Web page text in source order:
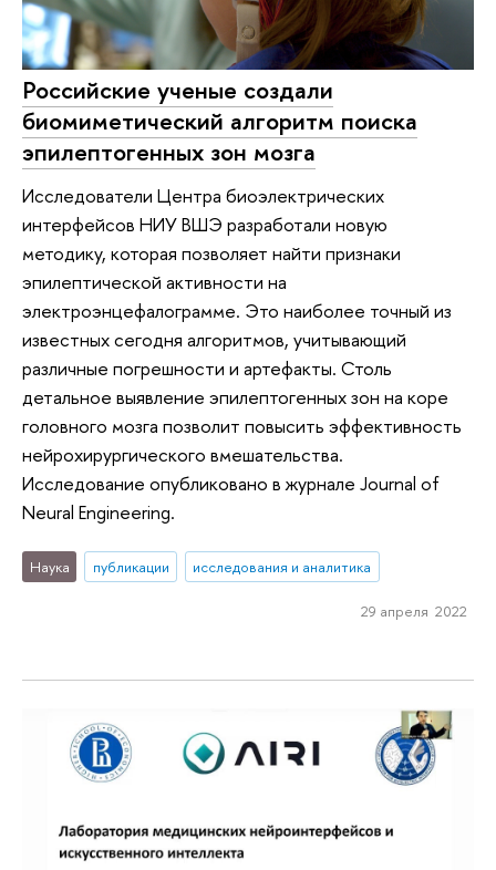
Российские ученые создали
биомиметический алгоритм поиска
эпилептогенных зон мозга
Исследователи Центра биоэлектрических
интерфейсов НИУ ВШЭ разработали новую
методику, которая позволяет найти признаки
эпилептической активности на
электроэнцефалограмме. Это наиболее точный из
известных сегодня алгоритмов, учитывающий
различные погрешности и артефакты. Столь
детальное выявление эпилептогенных зон на коре
головного мозга позволит повысить эффективность
нейрохирургического вмешательства.
Исследование опубликовано в журнале Journal of
Neural Engineering.
Наука публикации исследования и аналитика
29 апреля 2022